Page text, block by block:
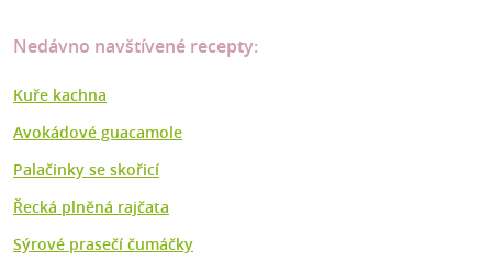
Nedávno navštívené recepty:
Kuře kachna
Avokádové guacamole
Palačinky se skořicí
Řecká plněná rajčata
Sýrové prasečí čumáčky